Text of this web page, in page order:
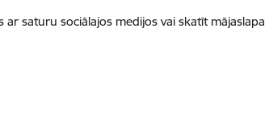
saturu sociālajos medijos vai skatīt